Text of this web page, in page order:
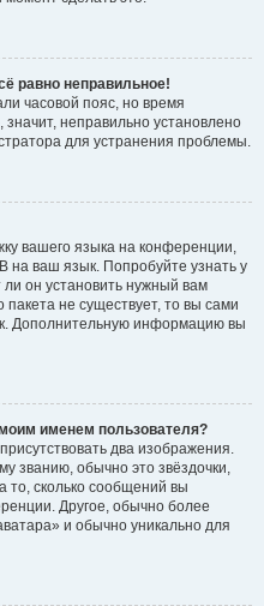
равно неправильное!
часовой пояс, но время
неправильно установлено
для устранения проблемы.
вашего языка на конференции,
на ваш язык. Попробуйте узнать у
он установить нужный вам
пакета не существует, то вы сами
Дополнительную информацию вы
именем пользователя?
два изображения.
званию, обычно это звёздочки,
то, сколько сообщений вы
Другое, обычно более
и обычно уникально для